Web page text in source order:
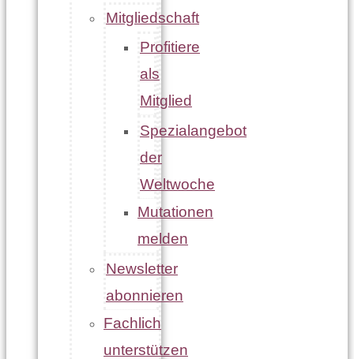
Mitgliedschaft
Profitiere
als
Mitglied
Spezialangebot
der
Weltwoche
Mutationen
melden
Newsletter
abonnieren
Fachlich
unterstützen